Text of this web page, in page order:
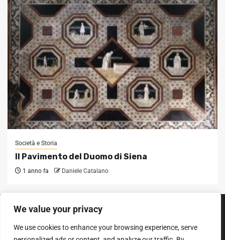
We value your privacy
We use cookies to enhance your browsing experience, serve
Società e Storia
Il Pavimento del Duomo di Siena
1 anno fa Daniele Catalano
SEGUICI SUI SOCIAL
Facebook
Instagram
YouTube